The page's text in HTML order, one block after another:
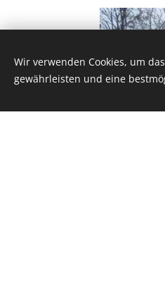
Wir verwenden Cookies, um
gewährleisten und eine